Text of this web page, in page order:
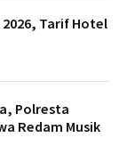
Tarif Hotel
Polresta
Redam Musik